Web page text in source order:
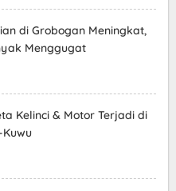
di Grobogan Meningkat,
Menggugat
Kelinci & Motor Terjadi di